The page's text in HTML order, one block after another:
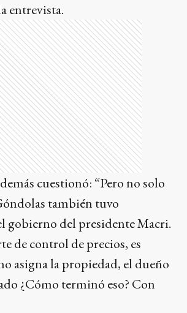
entrevista.
cuestionó: “Pero no solo
también tuvo
gobierno del presidente Macri.
de control de precios, es
asigna la propiedad, el dueño
¿Cómo terminó eso? Con